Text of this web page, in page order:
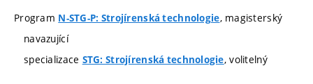
Program N-STG-P: Strojírenská technologie, magisterský
navazující
specializace STG: Strojírenská technologie, volitelný